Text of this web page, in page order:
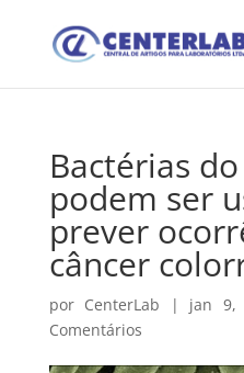
Bactérias
podem ser
prever
câncer
por CenterLab | jan 9,
Comentários